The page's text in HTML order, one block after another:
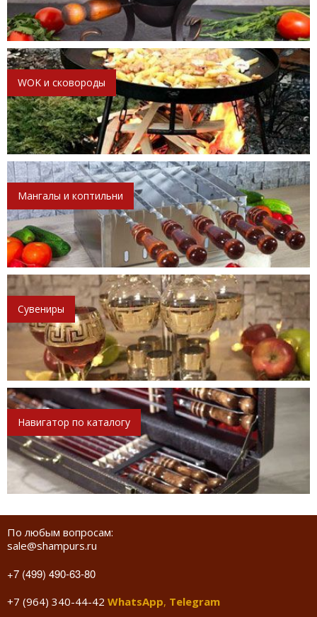
WOK и сковороды
Мангалы и коптильни
Сувениры
Навигатор по каталогу
По любым вопросам:
sale@shampurs.ru
+7 (499) 490-63-80
+7 (964) 340-44-42 WhatsApp, Telegram